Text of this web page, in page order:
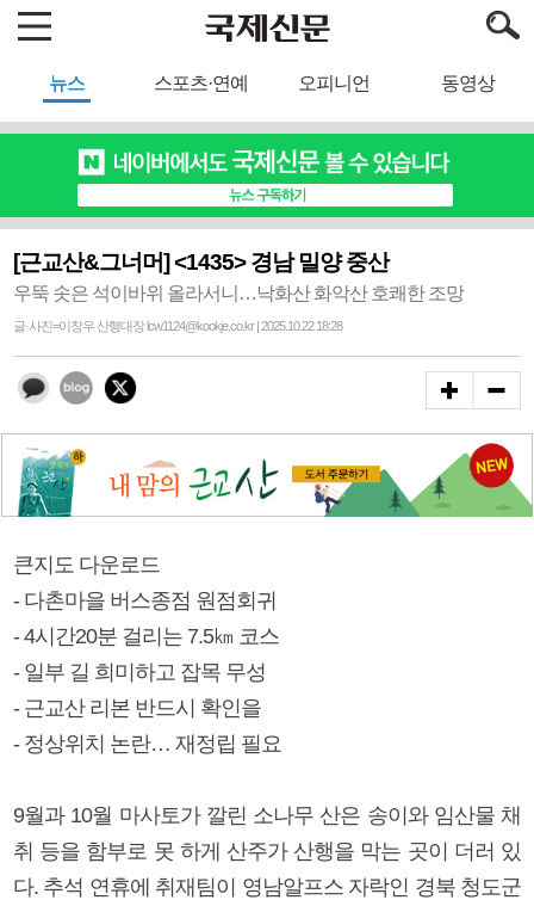
뉴스 스포츠·연예 오피니언 동영상
[근교산&그너머] <1435> 경남 밀양 중산
우뚝 솟은 석이바위 올라서니…낙화산 화악산 호쾌한 조망
글·사진=이창우 산행대장 lcw1124@kookje.co.kr | 2025.10.22 18:28
큰지도 다운로드
- 다촌마을 버스종점 원점회귀
- 4시간20분 걸리는 7.5㎞ 코스
- 일부 길 희미하고 잡목 무성
- 근교산 리본 반드시 확인을
- 정상위치 논란… 재정립 필요
9월과 10월 마사토가 깔린 소나무 산은 송이와 임산물 채
취 등을 함부로 못 하게 산주가 산행을 막는 곳이 더러 있
다. 추석 연휴에 취재팀이 영남알프스 자락인 경북 청도군